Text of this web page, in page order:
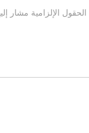
الحقول الإلزامية مشار